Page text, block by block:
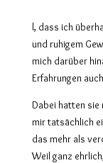
l, dass ich
und ruhigem
mich darüber
Erfahrungen
Dabei hatten sie
mir tatsächlich
das mehr als
Weil ganz